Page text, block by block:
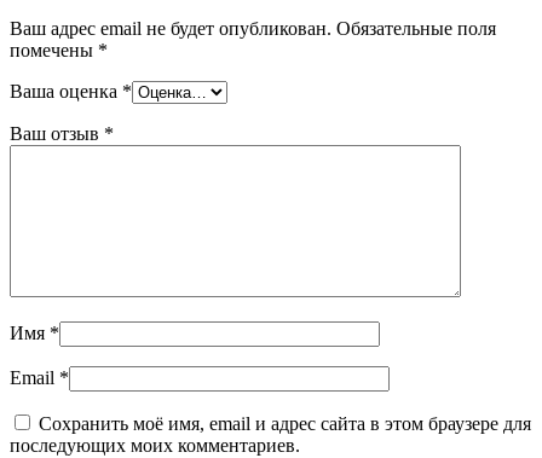
Ваш адрес email не будет опубликован. Обязательные поля
помечены *
Ваша оценка *
Ваш отзыв *
Имя *
Email *
Сохранить моё имя, email и адрес сайта в этом браузере для
последующих моих комментариев.